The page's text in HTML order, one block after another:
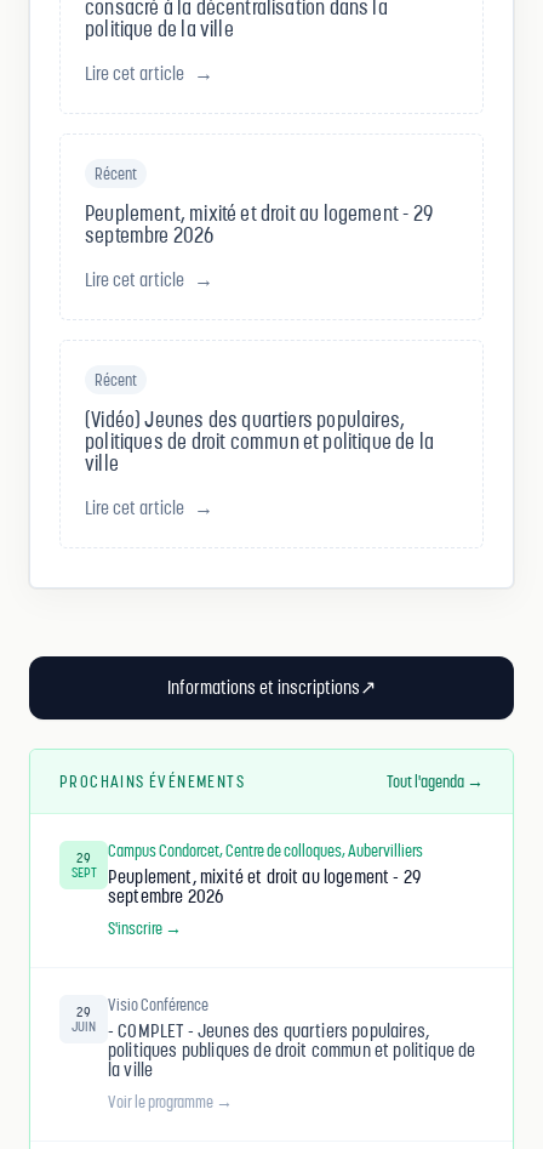
consacré à la décentralisation dans la
politique de la ville
Lire cet article →
Récent
Peuplement, mixité et droit au logement - 29
septembre 2026
Lire cet article →
Récent
(Vidéo) Jeunes des quartiers populaires,
politiques de droit commun et politique de la
ville
Lire cet article →
Informations et inscriptions↗
PROCHAINS ÉVÉNEMENTS Tout l'agenda →
29
SEPT
Campus Condorcet, Centre de colloques, Aubervilliers
Peuplement, mixité et droit au logement - 29
septembre 2026
S'inscrire →
29
JUIN
Visio Conférence
- COMPLET - Jeunes des quartiers populaires,
politiques publiques de droit commun et politique de
la ville
Voir le programme →